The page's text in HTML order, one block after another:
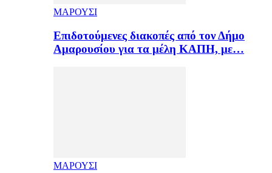
ΜΑΡΟΥΣΙ
Επιδοτούμενες διακοπές από τον Δήμο
Αμαρουσίου για τα μέλη ΚΑΠΗ, με…
ΜΑΡΟΥΣΙ